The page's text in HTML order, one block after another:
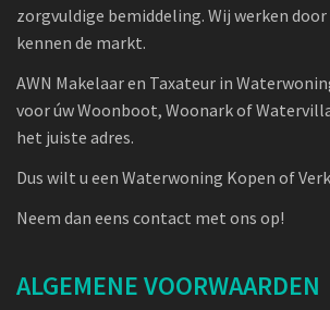
zorgvuldige bemiddeling. Wij werken
kennen de markt.
AWN Makelaar en Taxateur in
voor úw Woonboot, Woonark of
het juiste adres.
Dus wilt u een Waterwoning Kopen of
Neem dan eens contact met ons op!
ALGEMENE VOORWAARDEN